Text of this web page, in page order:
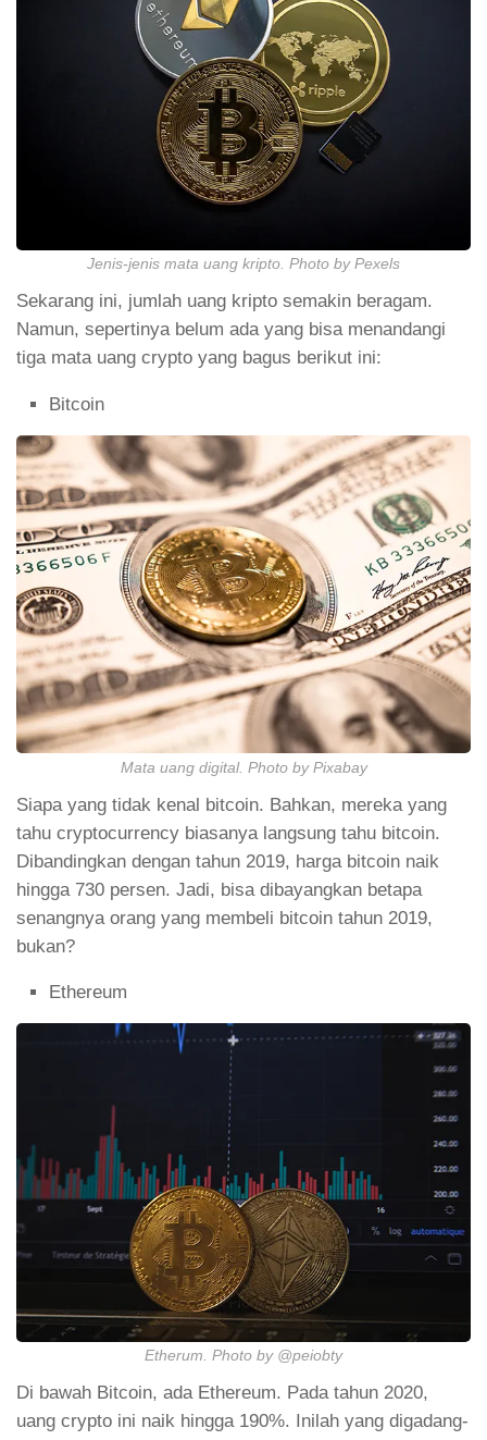
Jenis-jenis mata uang kripto. Photo by Pexels
Sekarang ini, jumlah uang kripto semakin beragam.
Namun, sepertinya belum ada yang bisa menandangi
tiga mata uang crypto yang bagus berikut ini:
Bitcoin
Mata uang digital. Photo by Pixabay
Siapa yang tidak kenal bitcoin. Bahkan, mereka yang
tahu cryptocurrency biasanya langsung tahu bitcoin.
Dibandingkan dengan tahun 2019, harga bitcoin naik
hingga 730 persen. Jadi, bisa dibayangkan betapa
senangnya orang yang membeli bitcoin tahun 2019,
bukan?
Ethereum
Etherum. Photo by @peiobty
Di bawah Bitcoin, ada Ethereum. Pada tahun 2020,
uang crypto ini naik hingga 190%. Inilah yang digadang-